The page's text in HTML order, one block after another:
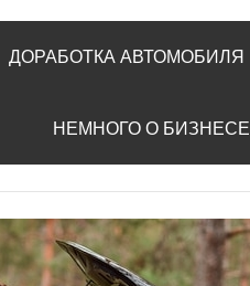
ДОРАБОТКА АВТОМОБИЛЯ
НЕМНОГО О БИЗНЕСЕ